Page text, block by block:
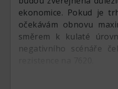
ekonomice. Pokud je
očekávám obnovu
směrem k kulaté
negativního scénáře